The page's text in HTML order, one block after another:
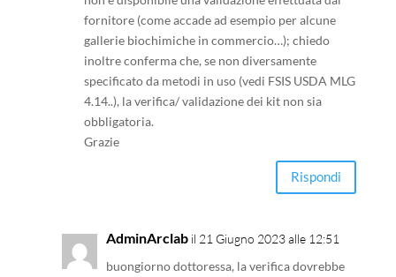
fornitore (come accade ad esempio per alcune
gallerie biochimiche in commercio…); chiedo
inoltre conferma che, se non diversamente
specificato da metodi in uso (vedi FSIS USDA MLG
4.14..), la verifica/ validazione dei kit non sia
obbligatoria.
Grazie
Rispondi
AdminArclab il 21 Giugno 2023 alle 12:51
buongiorno dottoressa, la verifica dovrebbe